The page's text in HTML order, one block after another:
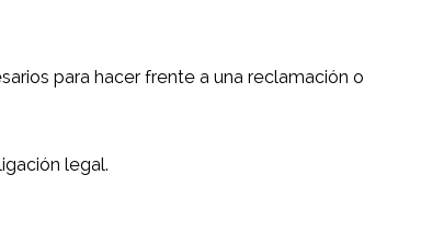
para hacer frente a una reclamación o
legal.